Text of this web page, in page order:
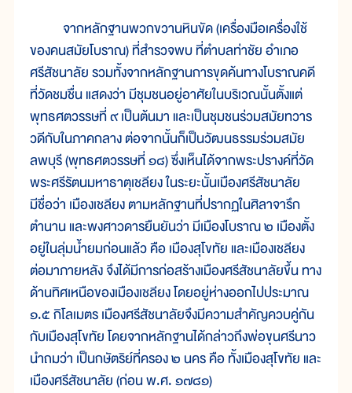
จากหลักฐานพวกขวานหินขัด (เครื่องมือเครื่องใช้
ของคนสมัยโบราณ) ที่สำรวจพบ ที่ตำบลท่าชัย อำเภอ
ศรีสัชนาลัย รวมทั้งจากหลักฐานการขุดค้นทางโบราณคดี
ที่วัดชมชื่น แสดงว่า มีชุมชนอยู่อาศัยในบริเวณนั้นตั้งแต่
พุทธศตวรรษที่ ๙ เป็นต้นมา และเป็นชุมชนร่วมสมัยทวาร
วดีกับในภาคกลาง ต่อจากนั้นก็เป็นวัฒนธรรมร่วมสมัย
ลพบุรี (พุทธศตวรรษที่ ๑๘) ซึ่งเห็นได้จากพระปรางค์ที่วัด
พระศรีรัตนมหาธาตุเชลียง ในระยะนั้นเมืองศรีสัชนาลัย
มีชื่อว่า เมืองเชลียง ตามหลักฐานที่ปรากฏในศิลาจารึก
ตำนาน และพงศาวดารยืนยันว่า มีเมืองโบราณ ๒ เมืองตั้ง
อยู่ในลุ่มน้ำยมก่อนแล้ว คือ เมืองสุโขทัย และเมืองเชลียง
ต่อมาภายหลัง จึงได้มีการก่อสร้างเมืองศรีสัชนาลัยขึ้น ทาง
ด้านทิศเหนือของเมืองเชลียง โดยอยู่ห่างออกไปประมาณ
๑.๕ กิโลเมตร เมืองศรีสัชนาลัยจึงมีความสำคัญควบคู่กัน
กับเมืองสุโขทัย โดยจากหลักฐานได้กล่าวถึงพ่อขุนศรีนาว
นำถมว่า เป็นกษัตริย์ที่ครอง ๒ นคร คือ ทั้งเมืองสุโขทัย และ
เมืองศรีสัชนาลัย (ก่อน พ.ศ. ๑๗๘๑)